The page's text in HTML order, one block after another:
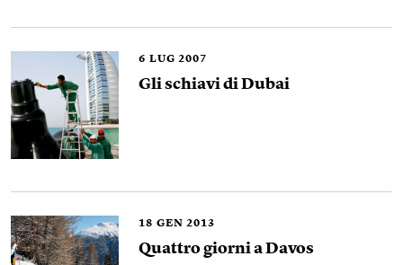
6 LUG 2007
Gli schiavi di Dubai
18 GEN 2013
Quattro giorni a Davos